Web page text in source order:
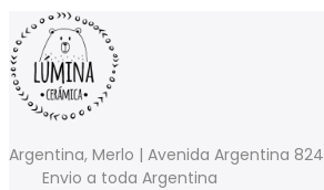
Argentina, Merlo | Avenida Argentina 824
Envio a toda Argentina